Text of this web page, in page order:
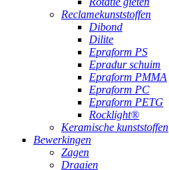
Reclamekunststoffen
Dibond
Dilite
Epraform PS
Epradur schuim
Epraform PMMA
Epraform PC
Epraform PETG
Rocklight®
Keramische kunststoffen
Bewerkingen
Zagen
Draaien